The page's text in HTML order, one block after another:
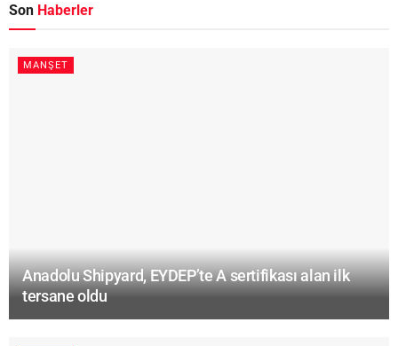
Son Haberler
MANŞET
Anadolu Shipyard, EYDEP’te A sertifikası alan ilk
tersane oldu